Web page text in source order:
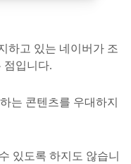
하고 있는 네이버가 조
점입니다.
는 콘텐츠를 우대하지
있도록 하지도 않습니